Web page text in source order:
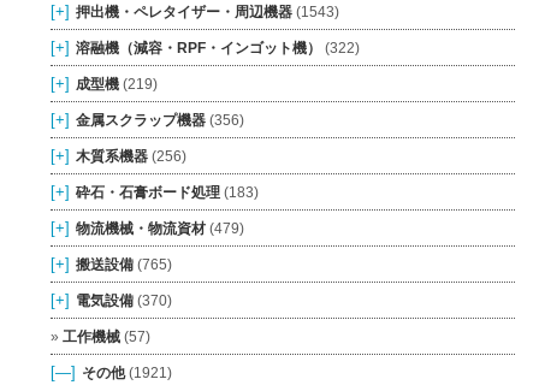
[+] 押出機・ペレタイザー・周辺機器 (1543)
[+] 溶融機（減容・RPF・インゴット機） (322)
[+] 成型機 (219)
[+] 金属スクラップ機器 (356)
[+] 木質系機器 (256)
[+] 砕石・石膏ボード処理 (183)
[+] 物流機械・物流資材 (479)
[+] 搬送設備 (765)
[+] 電気設備 (370)
工作機械 (57)
[—] その他(1921)